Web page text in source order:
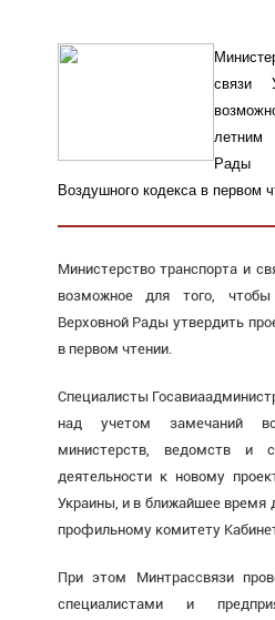
связи
летним
Рады
Воздушного кодекса в первом
Министерство транспорта и
возможное для того,
Верховной Рады утвердить
в первом чтении.
Специалисты
над учетом замечаний
министерств, ведомств и
деятельности к новому
Украины, и в ближайшее время
профильному комитету
При этом Минтрассвязи
специалистами и